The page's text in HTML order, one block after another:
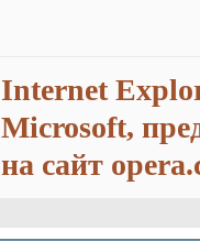
Internet
Microsoft,
на сайт